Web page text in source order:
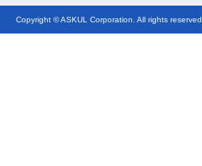
Copyright © ASKUL Corporation. All rights reserved.